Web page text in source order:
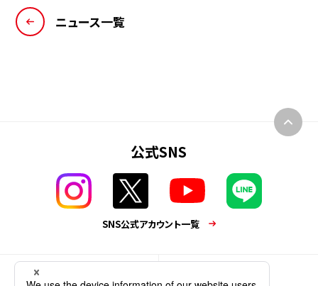
ニュース一覧
公式SNS
SNS公式アカウント一覧